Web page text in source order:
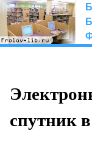
Б
Б
спутник